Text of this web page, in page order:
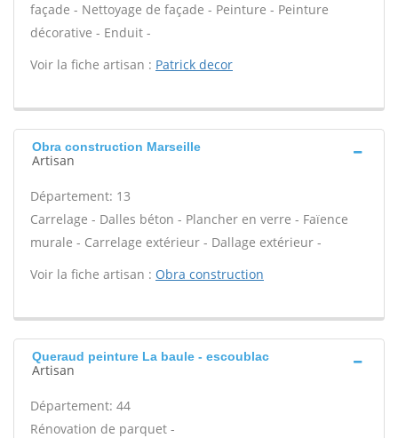
façade - Nettoyage de façade - Peinture - Peinture
décorative - Enduit -
Voir la fiche artisan : Patrick decor
Obra construction Marseille
Artisan
Département: 13
Carrelage - Dalles béton - Plancher en verre - Faïence
murale - Carrelage extérieur - Dallage extérieur -
Voir la fiche artisan : Obra construction
Queraud peinture La baule - escoublac
Artisan
Département: 44
Rénovation de parquet -